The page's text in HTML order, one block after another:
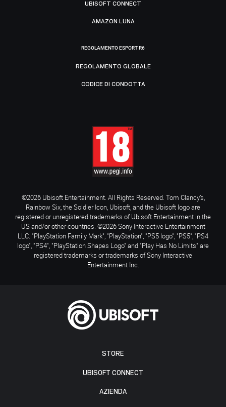
STORE
UBISOFT CONNECT
AZIENDA
UBISOFT CONNECT
AMAZON LUNA
REGOLAMENTO ESPORT R6
REGOLAMENTO GLOBALE
CODICE DI CONDOTTA
©2026 Ubisoft Entertainment. All Rights Reserved. Tom Clancy’s,
Rainbow Six, the Soldier Icon, Ubisoft, and the Ubisoft logo are
registered or unregistered trademarks of Ubisoft Entertainment in the
US and/or other countries. ©2026 Sony Interactive Entertainment
LLC. "PlayStation Family Mark", "PlayStation", "PS5 logo", "PS5", "PS4
logo", "PS4", "PlayStation Shapes Logo" and "Play Has No Limits" are
registered trademarks or trademarks of Sony Interactive
Entertainment Inc.